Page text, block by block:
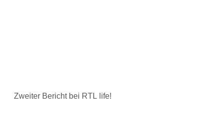
Zweiter Bericht bei RTL life!